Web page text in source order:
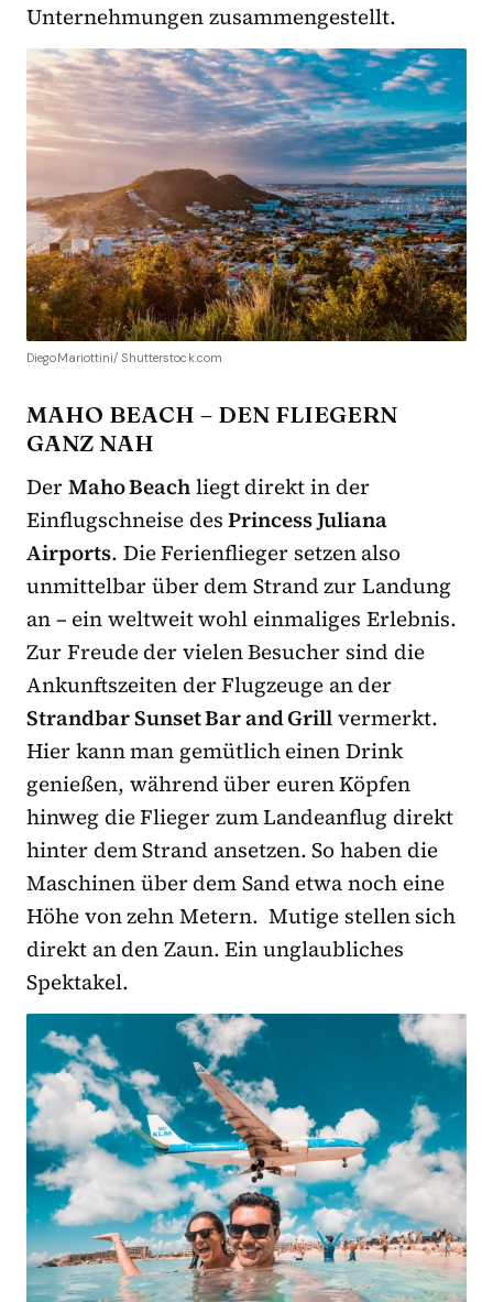
Unternehmungen zusammengestellt.
DiegoMariottini/ Shutterstock.com
MAHO BEACH – DEN FLIEGERN
GANZ NAH
DerMaho Beachliegt direkt in der
Einflugschneise desPrincess Juliana
Airports. Die Ferienflieger setzen also
unmittelbar über dem Strand zur Landung
an – ein weltweit wohl einmaliges Erlebnis.
Zur Freude der vielen Besucher sind die
Ankunftszeiten der Flugzeuge an der
Strandbar Sunset Bar and Grillvermerkt.
Hier kann man gemütlich einen Drink
genießen, während über euren Köpfen
hinweg die Flieger zum Landeanflug direkt
hinter dem Strand ansetzen. So haben die
Maschinen über dem Sand etwa noch eine
Höhe von zehn Metern. Mutige stellen sich
direkt an den Zaun. Ein unglaubliches
Spektakel.